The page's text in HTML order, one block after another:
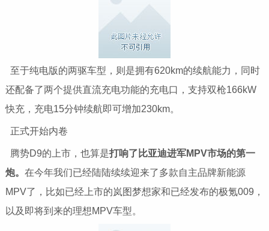
至于纯电版的两驱车型，则是拥有620km的续航能力，同时
还配备了两个提供直流充电功能的充电口，支持双枪166kW
快充，充电15分钟续航即可增加230km。
正式开始内卷
腾势D9的上市，也算是打响了比亚迪进军MPV市场的第一
炮。 在今年我们已经陆陆续续迎来了多款自主品牌新能源
MPV了，比如已经上市的岚图梦想家和已经发布的极氪009，
以及即将到来的理想MPV车型。